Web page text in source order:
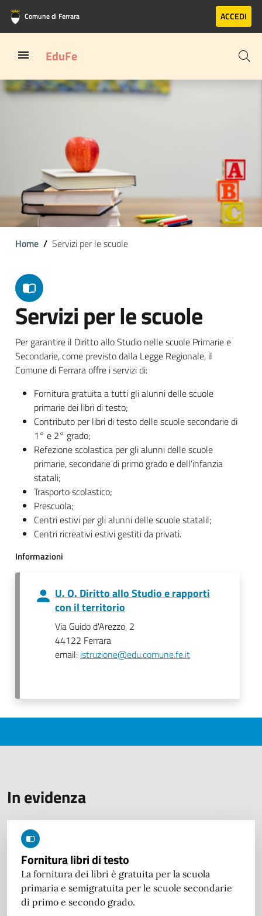
Vai al contenuto principale
Vai al footer
Comune di Ferrara ACCEDI
EduFe
Home Servizi per le scuole
Servizi per le scuole
Per garantire il Diritto allo Studio nelle scuole Primarie e
Secondarie, come previsto dalla Legge Regionale, il
Comune di Ferrara offre i servizi di:
Fornitura gratuita a tutti gli alunni delle scuole
primarie dei libri di testo;
Contributo per libri di testo delle scuole secondarie di
1° e 2° grado;
Refezione scolastica per gli alunni delle scuole
primarie, secondarie di primo grado e dell’infanzia
statali;
Trasporto scolastico;
Prescuola;
Centri estivi per gli alunni delle scuole statalil;
Centri ricreativi estivi gestiti da privati.
Informazioni
U. O. Diritto allo Studio e rapporti
con il territorio
Via Guido d'Arezzo, 2
44122 Ferrara
email: istruzione@edu.comune.fe.it
In evidenza
Fornitura libri di testo
La fornitura dei libri è gratuita per la scuola
primaria e semigratuita per le scuole secondarie
di primo e secondo grado.